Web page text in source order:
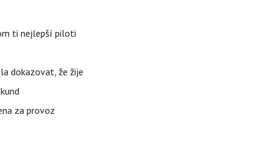
ti nejlepší piloti
dokazovat, že žije
za provoz